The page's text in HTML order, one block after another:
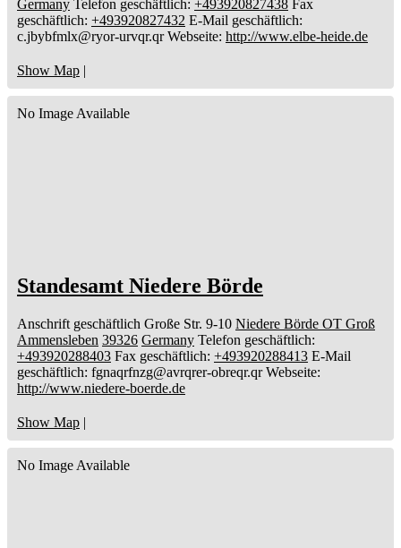
Germany Telefon geschäftlich: +493920827438 Fax
geschäftlich: +493920827432 E-Mail geschäftlich:
c.jbybfmlx@ryor-urvqr.qr Webseite: http://www.elbe-heide.de
Show Map
No Image Available
Standesamt Niedere Börde
Anschrift geschäftlich Große Str. 9-10 Niedere Börde OT Groß
Ammensleben 39326 Germany Telefon geschäftlich:
+493920288403 Fax geschäftlich: +493920288413 E-Mail
geschäftlich: fgnaqrfnzg@avrqrer-obreqr.qr Webseite:
http://www.niedere-boerde.de
Show Map |
No Image Available